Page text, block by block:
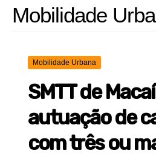
Mobilidade
Mobilidade Urbana
SMTT de
autuação de
com três ou